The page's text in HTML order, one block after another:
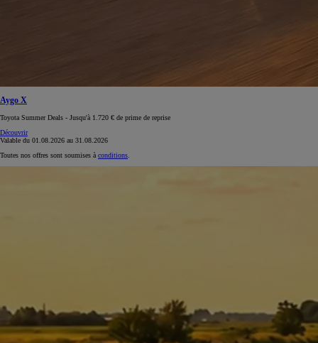
Aygo X
Toyota Summer Deals - Jusqu'à 1.720 € de prime de reprise
Découvrir
Valable du 01.08.2026 au 31.08.2026
Toutes nos offres sont soumises à conditions